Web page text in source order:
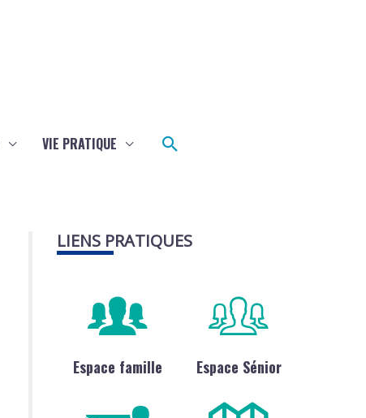
VIE PRATIQUE Rechercher
LIENS PRATIQUES
Espace famille Espace Sénior